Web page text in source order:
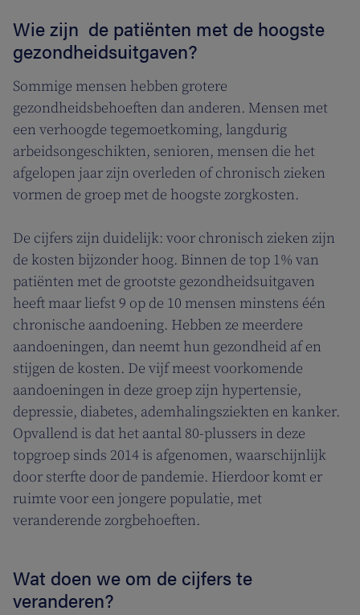
Wie zijn de patiënten met de hoogste
gezondheidsuitgaven?
Sommige mensen hebben grotere
gezondheidsbehoeften dan anderen. Mensen met
een verhoogde tegemoetkoming, langdurig
arbeidsongeschikten, senioren, mensen die het
afgelopen jaar zijn overleden of chronisch zieken
vormen de groep met de hoogste zorgkosten.
De cijfers zijn duidelijk: voor chronisch zieken zijn
de kosten bijzonder hoog. Binnen de top 1% van
patiënten met de grootste gezondheidsuitgaven
heeft maar liefst 9 op de 10 mensen minstens één
chronische aandoening. Hebben ze meerdere
aandoeningen, dan neemt hun gezondheid af en
stijgen de kosten. De vijf meest voorkomende
aandoeningen in deze groep zijn hypertensie,
depressie, diabetes, ademhalingsziekten en kanker.
Opvallend is dat het aantal 80-plussers in deze
topgroep sinds 2014 is afgenomen, waarschijnlijk
door sterfte door de pandemie. Hierdoor komt er
ruimte voor een jongere populatie, met
veranderende zorgbehoeften.
Wat doen we om de cijfers te
veranderen?